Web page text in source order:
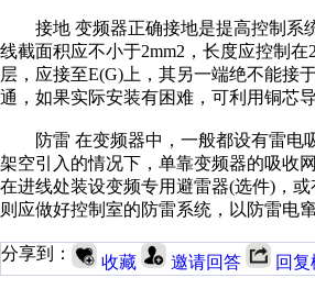
接地 变频器正确接地是提高控制系统
线截面积应不小于2mm2，长度应控制
层，应接至E(G)上，其另一端绝不能接
通，如果实际安装有困难，可利用铜芯导
防雷 在变频器中，一般都设有雷电吸
架空引入的情况下，单靠变频器的吸收
在进线处装设变频专用避雷器(选件)，
则应做好控制室的防雷系统，以防雷电
分享到： 收藏 邀请回答 回复